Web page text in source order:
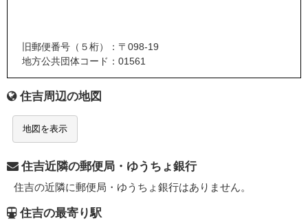
旧郵便番号（５桁）：〒098-19
地方公共団体コード：01561
住吉周辺の地図
地図を表示
住吉近隣の郵便局・ゆうちょ銀行
住吉の近隣に郵便局・ゆうちょ銀行はありません。
住吉の最寄り駅